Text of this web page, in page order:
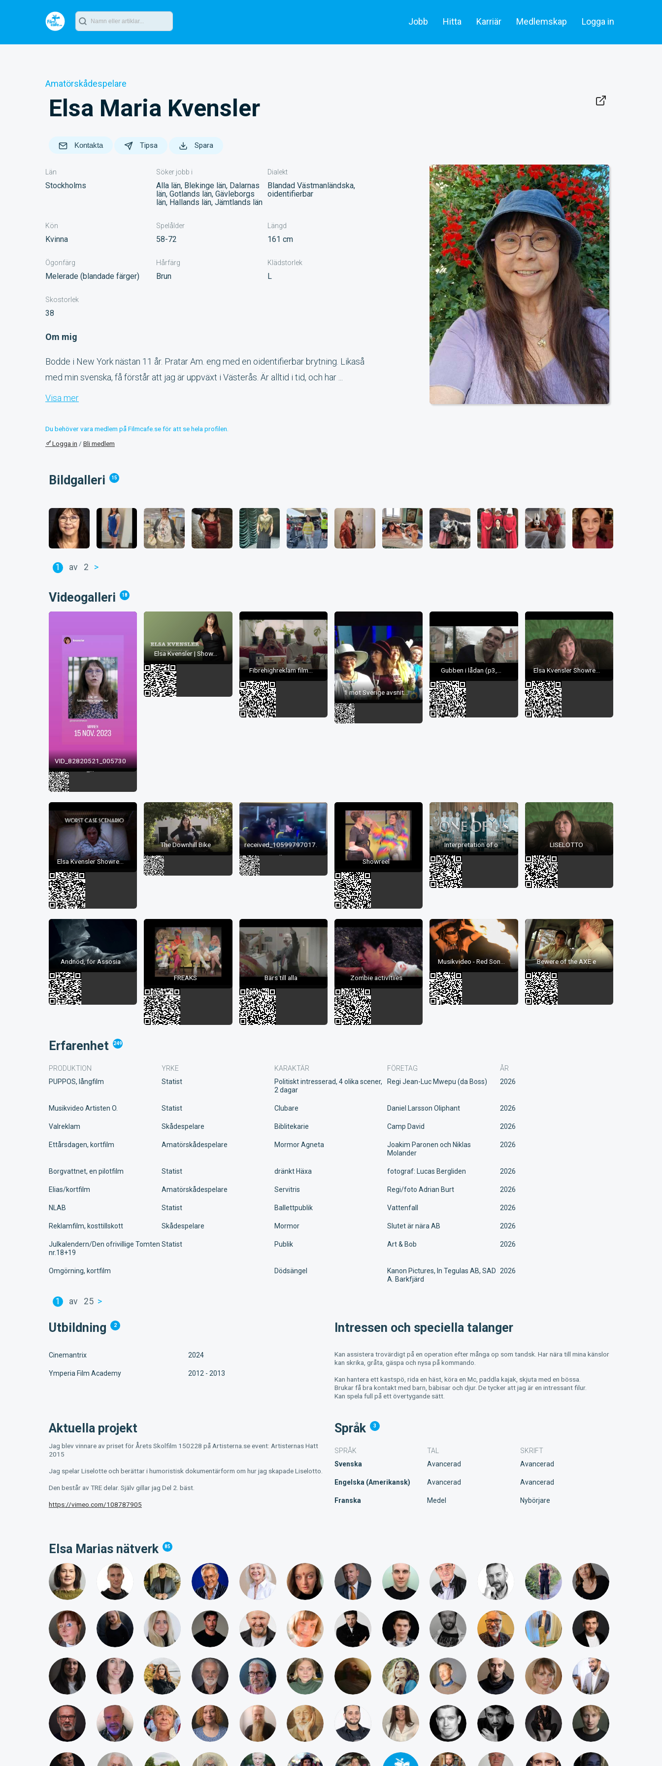
Jobb
Alla jobb
Hitta
Skådespelare & statister
Karriär
Artiklar
Medlemskap
Skådespelare & Statister
Logga in
Amatörskådespelare
Elsa Maria Kvensler
Kontakta Tipsa Spara
Län
Stockholms
Söker jobb i
Alla län, Blekinge län, Dalarnas
län, Gotlands län, Gävleborgs
län, Hallands län, Jämtlands län
Dialekt
Blandad Västmanländska,
oidentifierbar
Kön
Kvinna
Spelålder
58-72
Längd
161 cm
Ögonfärg
Melerade (blandade färger)
Hårfärg
Brun
Klädstorlek
L
Skostorlek
38
Om mig
Bodde i New York nästan 11 år. Pratar Am. eng med en oidentifierbar brytning. Likaså
med min svenska, få förstår att jag är uppväxt i Västerås. Är alltid i tid, och har ...
Visa mer
Du behöver vara medlem på Filmcafe.se för att se hela profilen.
Logga in / Bli medlem
Erfarenhet 249
PRODUKTION YRKE KARAKTÄR FÖRETAG
ÅR
PUPPOS, långfilm
Statist
Politiskt intresserad, 4 olika scener,
2 dagar
Regi Jean-Luc Mwepu (da Boss) 2026
Musikvideo Artisten O. Statist Clubare Daniel Larsson Oliphant 2026
Valreklam Skådespelare Biblitekarie Camp David 2026
Ettårsdagen, kortfilm Amatörskådespelare Mormor Agneta
Joakim Paronen och Niklas
Molander
2026
Borgvattnet, en pilotfilm Statist dränkt Häxa fotograf: Lucas Bergliden 2026
Elias/kortfilm Amatörskådespelare Servitris Regi/foto Adrian Burt 2026
NLAB Statist Ballettpublik Vattenfall 2026
Reklamfilm, kosttillskott Skådespelare Mormor Slutet är nära AB 2026
Julkalendern/Den ofrivillige Tomten
nr.18+19
Statist Publik Art & Bob 2026
Omgörning, kortfilm Dödsängel
Kanon Pictures, In Tegulas AB, SAD
A. Barkfjärd
2026
1 av 25 >
Utbildning 2
Cinemantrix 2024
Ymperia Film Academy 2012 - 2013
Intressen och speciella talanger
Kan assistera trovärdigt på en operation efter många op som tandsk. Har nära till mina känslor
kan skrika, gråta, gäspa och nysa på kommando.
Kan hantera ett kastspö, rida en häst, köra en Mc, paddla kajak, skjuta med en bössa.
Brukar få bra kontakt med barn, bäbisar och djur. De tycker att jag är en intressant filur.
Kan spela full på ett övertygande sätt.
Aktuella projekt
Jag blev vinnare av priset för Årets Skolfilm 150228 på Artisterna.se event: Artisternas Hatt
2015
Jag spelar Liselotte och berättar i humoristisk dokumentärform om hur jag skapade Liselotto.
Den består av TRE delar. Själv gillar jag Del 2. bäst.
https://vimeo.com/108787905
Språk 3
SPRÅK TAL
SKRIFT
Svenska
Avancerad Avancerad
Engelska (Amerikansk) Avancerad Avancerad
Franska Medel Nybörjare
Bildgalleri 15
1 av 2 >
Videogalleri 18
VID_82820521_005730
_...
Elsa Kvensler | Show...
Fibrehighreklam film...
1 mot Sverige avsnit...
Gubben i lådan (p3,... Elsa Kvensler Showre...
Elsa Kvensler Showre...
The Downhill Bike
received_10599797017.
..
Showreel
Interpretation of o LISELOTTO
Andnöd, för Assosia
FREAKS Bärs till alla Zombie activitiies
Musikvideo - Red Son... Bewere of the AXE e
Elsa Marias nätverk 85